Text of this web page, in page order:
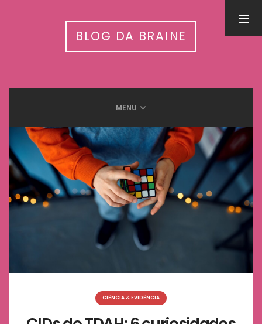
BLOG DA BRAINE
MENU
CIÊNCIA & EVIDÊNCIA
Inteligência Artificial nas APAEs: workshop nacional conecta
tecnologia, autismo e cuidado integrado
31 de julho de 2026
5 Benefícios da humanização do trabalho
13 de setembro de 2025
Meditação e Cérebro: Descubra os benefícios científicos
12 de setembro de 2025